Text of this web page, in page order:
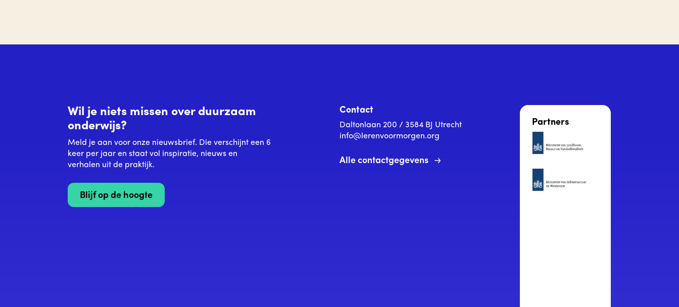
Wil je niets missen over duurzaam
onderwijs?
Meld je aan voor onze nieuwsbrief. Die verschijnt een 6
keer per jaar en staat vol inspiratie, nieuws en
verhalen uit de praktijk.
Blijf op de hoogte
Contact
Daltonlaan 200 / 3584 BJ Utrecht
info@lerenvoormorgen.org
Alle contactgegevens
Partners